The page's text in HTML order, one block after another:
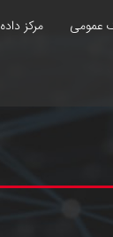
عمومی مرکز داده